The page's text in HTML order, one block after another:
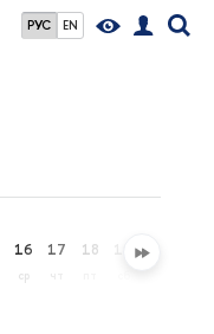
РУС EN
16
ср
17 18 20